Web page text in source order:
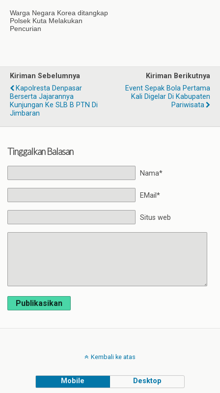
Warga Negara Korea ditangkap
Polsek Kuta Melakukan
Pencurian
Kiriman Sebelumnya
Kapolresta Denpasar
Berserta Jajarannya
Kunjungan Ke SLB B PTN Di
Jimbaran
Kiriman Berikutnya
Event Sepak Bola Pertama
Kali Digelar Di Kabupaten
Pariwisata
Tinggalkan Balasan
Nama*
EMail*
Situs web
Publikasikan
Kembali ke atas
Mobile Desktop